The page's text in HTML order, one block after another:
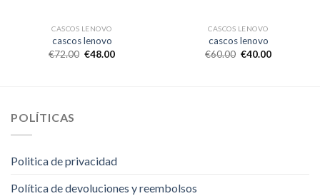
CASCOS LENOVO
cascos lenovo
€72.00 €48.00
CASCOS LENOVO
cascos lenovo
€60.00 €40.00
POLÍTICAS
Politica de privacidad
Política de devoluciones y reembolsos